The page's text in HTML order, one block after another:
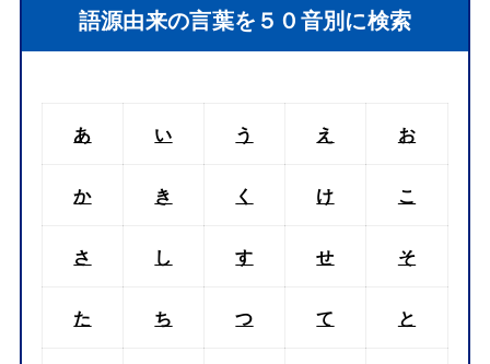
語源由来の言葉を５０音別に検索
あ い う え お
か き く け こ
さ し す せ そ
た ち つ て と